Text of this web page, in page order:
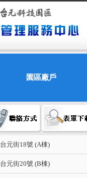
園區廠戶
台元街18號 (A棟)
台元街20號 (B棟)